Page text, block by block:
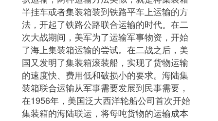
半挂车或者集装箱装到铁路平车上运输的方
法，开起了铁路公路联合运输的时代。在二
次大战期间，美军为了运输军事物资，开始
了海上集装箱运输的尝试。在二战之后，美
国又发明了集装箱滚装船，实现了货物运输
的速度快、费用低和破损小的要求。海陆集
装箱联合运输从军事需要发展到民事需要，
在1956年，美国泛大西洋轮船公司首次开始
集装箱的海陆联运，将每吨货物的运输成本